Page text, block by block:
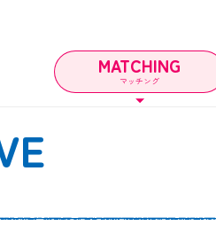
MATCHING
マッチング